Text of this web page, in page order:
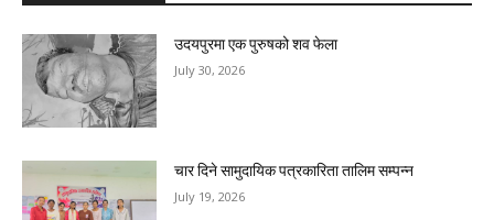
उदयपुरमा एक पुरुषको शव फेला
July 30, 2026
चार दिने सामुदायिक पत्रकारिता तालिम सम्पन्न
July 19, 2026